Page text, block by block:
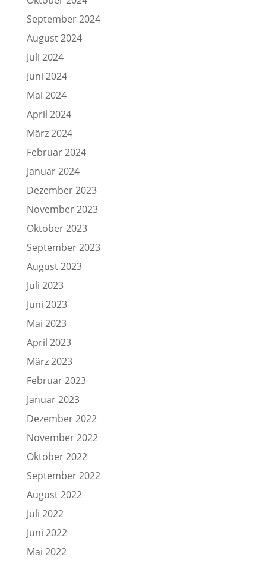
September 2024
August 2024
Juli 2024
Juni 2024
Mai 2024
April 2024
März 2024
Februar 2024
Januar 2024
Dezember 2023
November 2023
Oktober 2023
September 2023
August 2023
Juli 2023
Juni 2023
Mai 2023
April 2023
März 2023
Februar 2023
Januar 2023
Dezember 2022
November 2022
Oktober 2022
September 2022
August 2022
Juli 2022
Juni 2022
Mai 2022